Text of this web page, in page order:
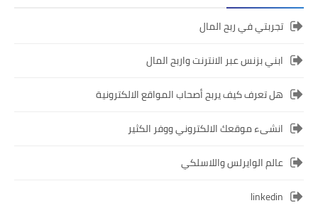
تجربتي في ربح المال
ابني بزنس عبر الانترنت واربح المال
هل تعرف كيف يربح أصحاب المواقع الالكترونية
انشىء موقعك الالكتروني ووفر الكثير
عالم الوايرلس واللاسلكي
linkedin